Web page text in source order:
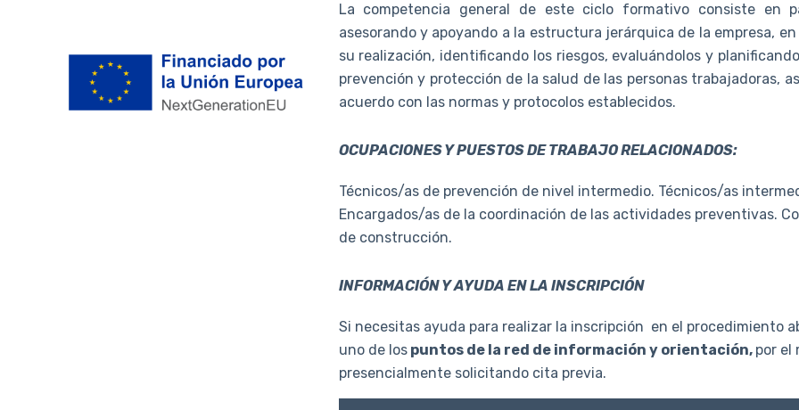
La competencia general de este ciclo formativo consiste en
asesorando y apoyando a la estructura jerárquica de la empresa,
su realización, identificando los riesgos, evaluándolos y
prevención y protección de la salud de las personas trabajadoras,
acuerdo con las normas y protocolos establecidos.
OCUPACIONES Y PUESTOS DE TRABAJO RELACIONADOS:
Técnicos/as de prevención de nivel intermedio. Técnicos/as
Encargados/as de la coordinación de las actividades preventivas.
de construcción.
INFORMACIÓN Y AYUDA EN LA INSCRIPCIÓN
Si necesitas ayuda para realizar la inscripción en el procedimiento
uno de lospuntos de la red de información y orientación, por el
presencialmente solicitando cita previa.